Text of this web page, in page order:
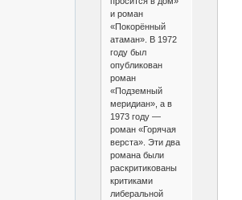
и роман
«Покорённый
атаман». В 1972
году был
опубликован
роман
«Подземный
меридиан», а в
1973 году —
роман «Горячая
верста». Эти два
романа были
раскритикованы
критиками
либеральной